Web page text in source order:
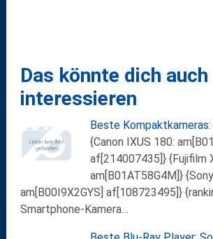
Das könnte dich auch
interessieren
Beste Kompaktkameras:
{Canon IXUS 180:
af[214007435]} {Fujifilm
am[B01AT58G4M]}
am[B00I9X2GYS] af[108723495]}
Smartphone-Kamera…